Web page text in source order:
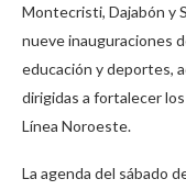
Montecristi, Dajabón y
nueve inauguraciones
educación y deportes,
dirigidas a fortalecer
Línea Noroeste.
La agenda del sábado